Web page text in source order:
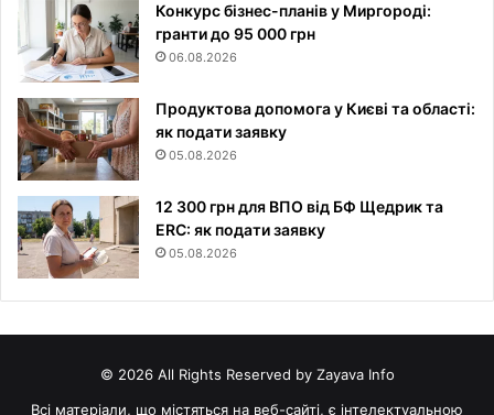
Конкурс бізнес-планів у Миргороді:
гранти до 95 000 грн
06.08.2026
Продуктова допомога у Києві та області:
як подати заявку
05.08.2026
12 300 грн для ВПО від БФ Щедрик та
ERC: як подати заявку
05.08.2026
© 2026 All Rights Reserved by Zayava Info
Всі матеріали, що містяться на веб-сайті, є інтелектуальною